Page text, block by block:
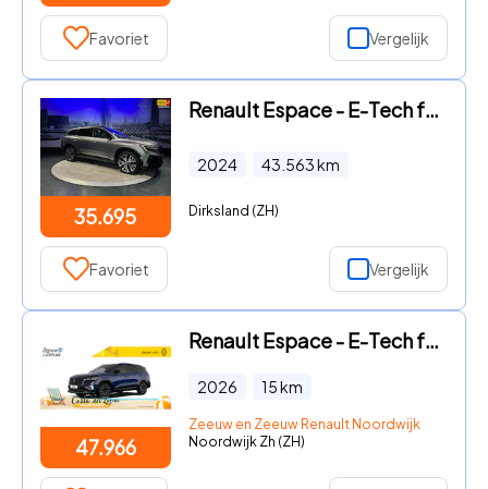
Favoriet Vergelijk
35.695
Renault Espace - E-Tech full hybrid 200 iconic 7p. *Trekhaak*Leder*Panoramada
2024 43.563km
Dirksland (ZH)
Favoriet Vergelijk
47.966
Renault Espace - E-Tech full hybrid 200 esprit Alpine 7p. | Nu uit voorraad l
2026 15km
Zeeuw en Zeeuw Renault Noordwijk
Noordwijk Zh (ZH)